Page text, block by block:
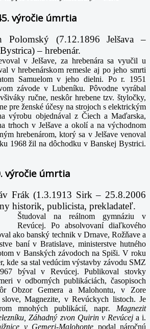
výročie úmrtia
Polomský (7.12.1896 Jelšava –
– hrebenár.
v Jelšave, za hrebenára sa vyučil u
v hrebenárskom remesle aj po jeho smrti
Samuelom v jeho dielni. Po r. 1951
závode v Lubeníku. Pôvodne vyrábal
ručne, neskôr hrebene tzv. štyločky,
pre ženské účesy na strojoch s elektrickým
výrobu objednával z Čiech a Maďarska,
trhoch v Jelšave a okolí a na východnom
hrebenárom, ktorý sa v Jelšave venoval
1968 žil na dôchodku v Banskej Bystrici.
výročie úmrtia
Frák (1.3.1913 Sirk – 25.8.2006
historik, publicista, prekladateľ.
Študoval na reálnom gymnáziu v
Revúcej. Po absolvovaní diaľkového
ako banský technik v Drnave, Rožňave a
baní v Bratislave, ministerstve hutného
v Banských závodoch na Spiši. V roku
kde sa stal vedúcim výstavby závodu SMZ
býval v Revúcej. Publikoval stovky
v odborných publikáciách, časopisoch
Obzor Gemera a Malohontu, v Zore
Magnezite, v Revúckych listoch. Je
mnohých publikácií, napr. Magnezit
Záhadný zvon Quirin v Revúcej a i.
v Gemeri-Malohonte podal náročnú